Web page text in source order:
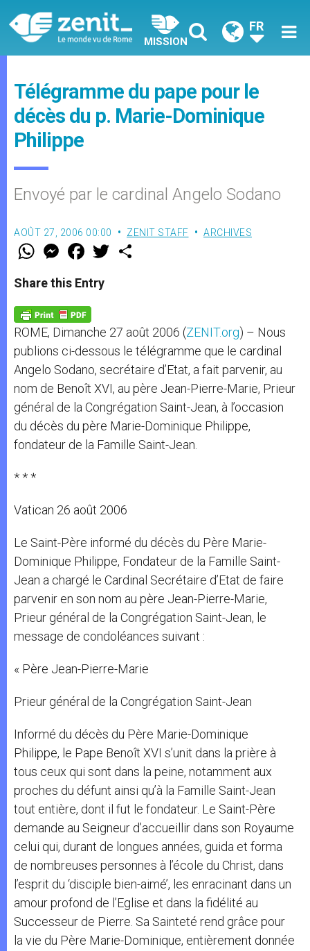
MISSION
FR
Télégramme du pape pour le
décès du p. Marie-Dominique
Philippe
Envoyé par le cardinal Angelo Sodano
AOÛT 27, 2006 00:00 ZENIT STAFF ARCHIVES
W
t
s
p
p
M
e
s
e
g
e
r
F
a
e
b
o
k
w
Share this Entry
ROME, Dimanche 27 août 2006 (ZENIT.org) – Nous
publions ci-dessous le télégramme que le cardinal
Angelo Sodano, secrétaire d’Etat, a fait parvenir, au
nom de Benoît XVI, au père Jean-Pierre-Marie, Prieur
général de la Congrégation Saint-Jean, à l’occasion
du décès du père Marie-Dominique Philippe,
fondateur de la Famille Saint-Jean.
* * *
Vatican 26 août 2006
Le Saint-Père informé du décès du Père Marie-
Dominique Philippe, Fondateur de la Famille Saint-
Jean a chargé le Cardinal Secrétaire d’Etat de faire
parvenir en son nom au père Jean-Pierre-Marie,
Prieur général de la Congrégation Saint-Jean, le
message de condoléances suivant :
« Père Jean-Pierre-Marie
Prieur général de la Congrégation Saint-Jean
Informé du décès du Père Marie-Dominique
Philippe, le Pape Benoît XVI s’unit dans la prière à
tous ceux qui sont dans la peine, notamment aux
proches du défunt ainsi qu’à la Famille Saint-Jean
tout entière, dont il fut le fondateur. Le Saint-Père
demande au Seigneur d’accueillir dans son Royaume
celui qui, durant de longues années, guida et forma
de nombreuses personnes à l’école du Christ, dans
l’esprit du ‘disciple bien-aimé’, les enracinant dans un
amour profond de l’Eglise et dans la fidélité au
Successeur de Pierre. Sa Sainteté rend grâce pour
la vie du Père Marie-Dominique, entièrement donnée